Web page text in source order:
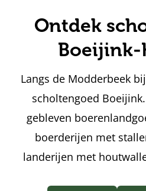
Ontdek
Boeijink-
Langs de Modderbeek
scholtengoed
gebleven
boerderijen met
landerijen met